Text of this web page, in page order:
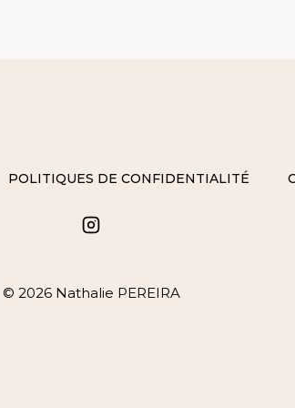
POLITIQUES DE CONFIDENTIALITÉ
© 2026 Nathalie PEREIRA